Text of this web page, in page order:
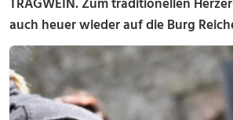
TRAGWEIN. Zum traditionellen
auch heuer wieder auf die Burg